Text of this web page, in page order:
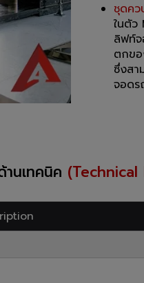
ชุดค
ในตัว
ลิฟท์จ
ตกข
ซึ่งสา
จอดร
านเทคนิค